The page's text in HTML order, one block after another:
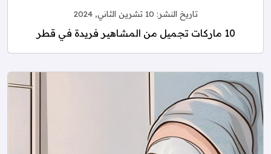
تاريخ النشر: 10 تشرين الثاني, 2024
10 ماركات تجميل من المشاهير فريدة في قطر